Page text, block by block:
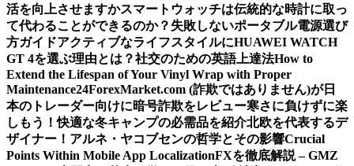
活を向上させますかスマートウォッチは伝統的な時計に取っ
て代わることができるのか？ 失敗しないポータブル電源選び
方ガイドアクティブなライフスタイルにHUAWEI WATCH
GT 4を選ぶ理由とは？社交のための英語上達法How to
Extend the Lifespan of Your Vinyl Wrap with Proper
Maintenance24ForexMarket.com (詐欺ではありません)が日
本のトレーダー向けに暗号詐欺をレビュー寒さに負けずに楽
しもう！快適な冬キャンプの必需品を紹介北欧を代表するデ
ザイナー！アルネ・ヤコブセンの哲学とその影響Crucial
Points Within Mobile App LocalizationFXを徹底解説 – GMZ